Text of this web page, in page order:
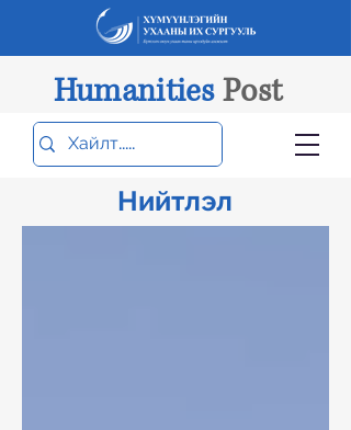
HumanitiesPost
Нийтлэл